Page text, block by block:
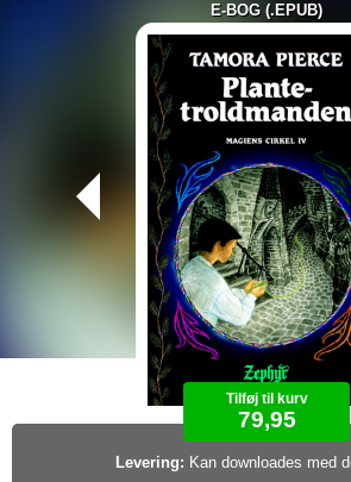
E-BOG (.EPUB)
Tilføj til kurv
79,95
Levering: Kan downloades med